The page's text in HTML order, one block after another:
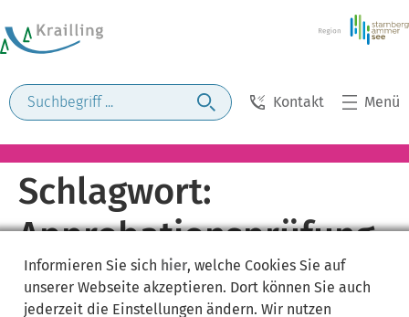
Kontakt Menü
Schlagwort:
Approbationsprüfung
Informieren Sie sich hier, welche Cookies Sie auf
unserer Webseite akzeptieren. Dort können Sie auch
jederzeit die Einstellungen ändern. Wir nutzen